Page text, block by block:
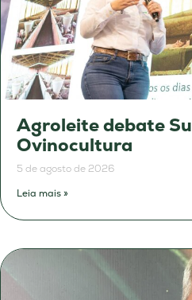
Agroleite debate
Ovinocultura
5 de agosto de 2026
Leia mais »